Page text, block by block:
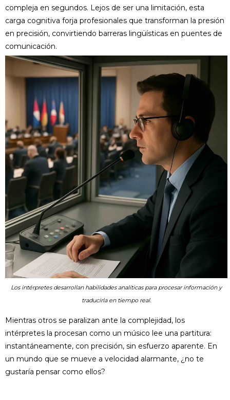
compleja en segundos. Lejos de ser una limitación, esta
carga cognitiva forja profesionales que transforman la presión
en precisión, convirtiendo barreras lingüísticas en puentes de
comunicación.
Los intérpretes desarrollan habilidades analíticas para procesar información y
traducirla en tiempo real.
Mientras otros se paralizan ante la complejidad, los
intérpretes la procesan como un músico lee una partitura:
instantáneamente, con precisión, sin esfuerzo aparente. En
un mundo que se mueve a velocidad alarmante, ¿no te
gustaría pensar como ellos?